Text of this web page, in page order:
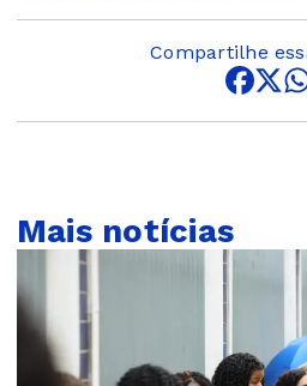
Compartilhe
Mais notícias